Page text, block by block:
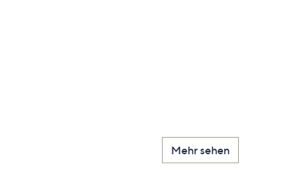
Mehr sehen